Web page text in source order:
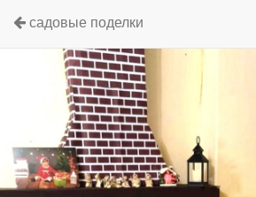
садовые поделки